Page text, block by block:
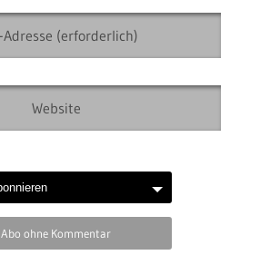
Abo ohne Kommentar